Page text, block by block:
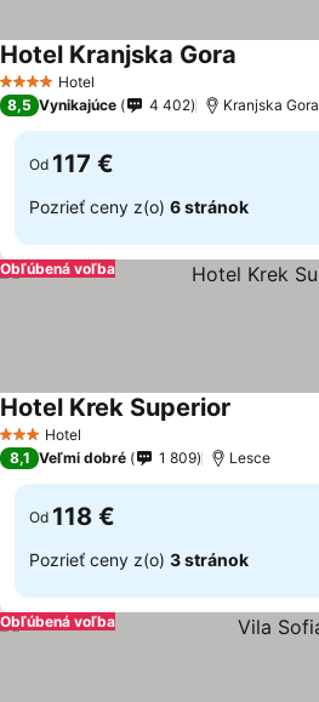
4 Počet hviezdičiek
Hotel
Hotel Kranjska Gora
8,5 Vynikajúce 4 402 Kranjska Gora
Od 117 €
Pozrieť ceny z(o) 6 stránok
Obľúbená voľba
3 Počet hviezdičiek
Hotel
Hotel Krek Superior
8,1 Veľmi dobré 1 809 Lesce
Od 118 €
Pozrieť ceny z(o) 3 stránok
Obľúbená voľba